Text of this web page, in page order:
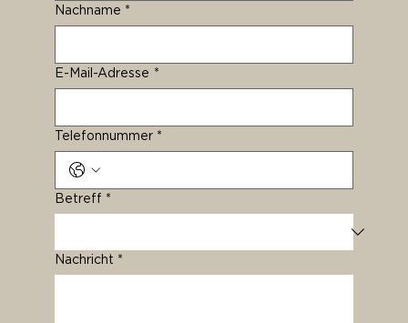
Nachname *
E-Mail-Adresse *
Telefonnummer *
Betreff *
Nachricht *